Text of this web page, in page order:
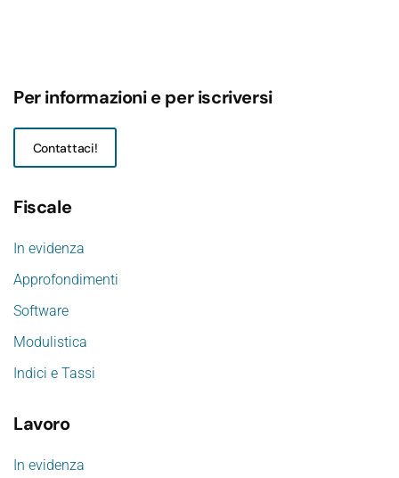
Per informazioni e per iscriversi
Contattaci!
Fiscale
In evidenza
Approfondimenti
Software
Modulistica
Indici e Tassi
Lavoro
In evidenza